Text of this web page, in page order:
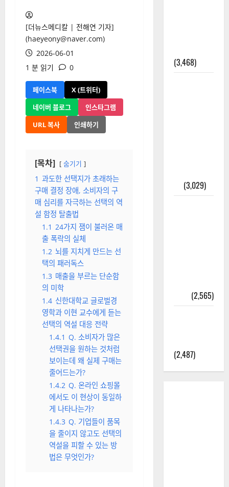
[더뉴스메디칼 | 전해연 기자]
(haeyeony@naver.com)
2026-06-01
1 분 읽기
0
페이스북
X (트위터)
네이버 블로그
인스타그램
URL 복사
인쇄하기
[목차] 숨기기
1 과도한 선택지가 초래하는
구매 결정 장애, 소비자의 구
매 심리를 자극하는 선택의 역
설 함정 탈출법
1.1 24가지 잼이 불러온 매
출 폭락의 실체
1.2 뇌를 지치게 만드는 선
택의 패러독스
1.3 매출을 부르는 단순함
의 미학
1.4 신한대학교 글로벌경
영학과 이현 교수에게 듣는
선택의 역설 대응 전략
1.4.1 Q. 소비자가 많은
선택권을 원하는 것처럼
보이는데 왜 실제 구매는
줄어드는가?
1.4.2 Q. 온라인 쇼핑몰
에서도 이 현상이 동일하
게 나타나는가?
1.4.3 Q. 기업들이 품목
을 줄이지 않고도 선택의
역설을 피할 수 있는 방
법은 무엇인가?
(3,468)
(3,029)
(2,565)
(2,487)